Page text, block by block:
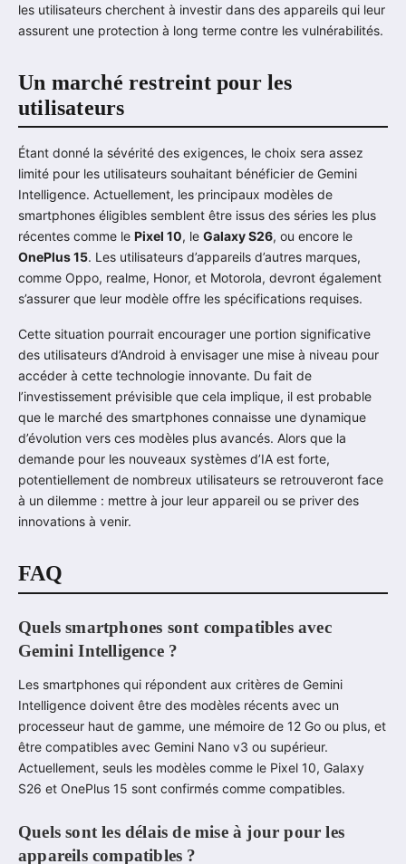
les utilisateurs cherchent à investir dans des appareils qui leur
assurent une protection à long terme contre les vulnérabilités.
Un marché restreint pour les
utilisateurs
Étant donné la sévérité des exigences, le choix sera assez
limité pour les utilisateurs souhaitant bénéficier de Gemini
Intelligence. Actuellement, les principaux modèles de
smartphones éligibles semblent être issus des séries les plus
récentes comme le Pixel 10, le Galaxy S26, ou encore le
OnePlus 15. Les utilisateurs d’appareils d’autres marques,
comme Oppo, realme, Honor, et Motorola, devront également
s’assurer que leur modèle offre les spécifications requises.
Cette situation pourrait encourager une portion significative
des utilisateurs d’Android à envisager une mise à niveau pour
accéder à cette technologie innovante. Du fait de
l’investissement prévisible que cela implique, il est probable
que le marché des smartphones connaisse une dynamique
d’évolution vers ces modèles plus avancés. Alors que la
demande pour les nouveaux systèmes d’IA est forte,
potentiellement de nombreux utilisateurs se retrouveront face
à un dilemme : mettre à jour leur appareil ou se priver des
innovations à venir.
FAQ
Quels smartphones sont compatibles avec
Gemini Intelligence ?
Les smartphones qui répondent aux critères de Gemini
Intelligence doivent être des modèles récents avec un
processeur haut de gamme, une mémoire de 12 Go ou plus, et
être compatibles avec Gemini Nano v3 ou supérieur.
Actuellement, seuls les modèles comme le Pixel 10, Galaxy
S26 et OnePlus 15 sont confirmés comme compatibles.
Quels sont les délais de mise à jour pour les
appareils compatibles ?